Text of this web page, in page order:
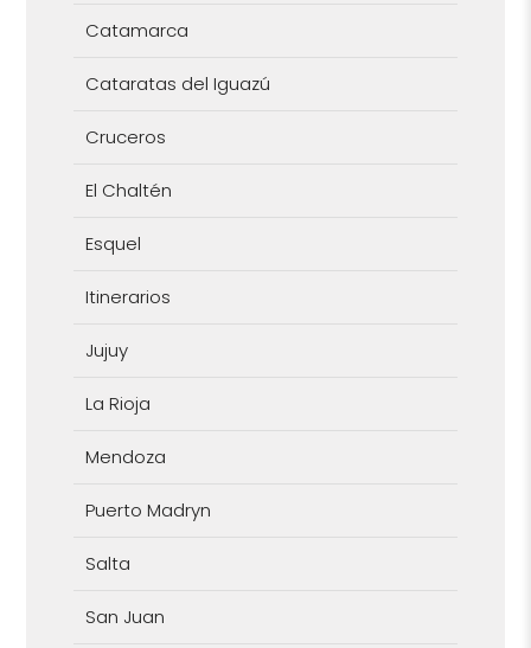
Catamarca
Cataratas del Iguazú
Cruceros
El Chaltén
Esquel
Itinerarios
Jujuy
La Rioja
Mendoza
Puerto Madryn
Salta
San Juan